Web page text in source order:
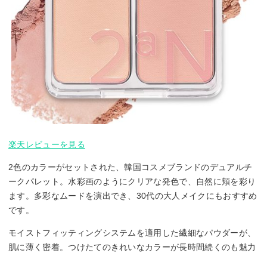
楽天レビューを見る
2色のカラーがセットされた、韓国コスメブランドのデュアルチ
ークパレット。水彩画のようにクリアな発色で、自然に頬を彩り
ます。多彩なムードを演出でき、30代の大人メイクにもおすすめ
です。
モイストフィッティングシステムを適用した繊細なパウダーが、
肌に薄く密着。つけたてのきれいなカラーが長時間続くのも魅力